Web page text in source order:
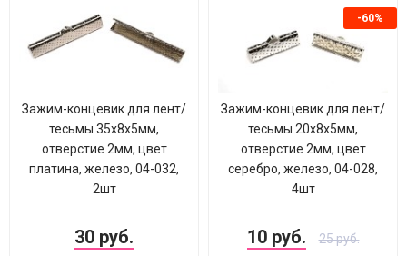
Зажим-концевик для лент/
тесьмы 35х8х5мм,
отверстие 2мм, цвет
платина, железо, 04-032,
2шт
30 руб.
-60%
Зажим-концевик для лент/
тесьмы 20х8х5мм,
отверстие 2мм, цвет
серебро, железо, 04-028,
4шт
10 руб. 25 руб.